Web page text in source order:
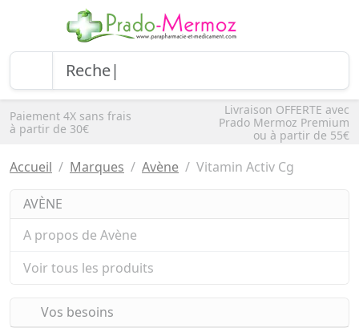
Paiement 4X sans frais
à partir de 30€
Livraison OFFERTE avec
Prado Mermoz Premium
ou à partir de 55€
Accueil Marques Avène Vitamin Activ Cg
AVÈNE
A propos de Avène
Voir tous les produits
Vos besoins